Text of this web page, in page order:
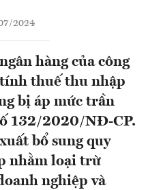
2024
hàng của công
thuế thu nhập
bị áp mức trần
132/2020/NĐ-CP.
bổ sung quy
nhằm loại trừ
nghiệp và